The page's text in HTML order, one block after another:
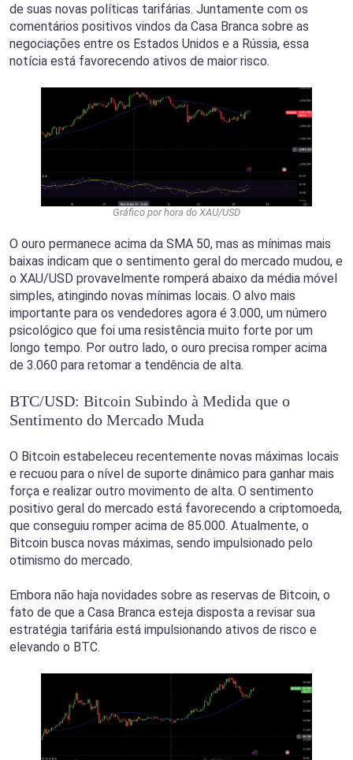
de suas novas políticas tarifárias. Juntamente com os
comentários positivos vindos da Casa Branca sobre as
negociações entre os Estados Unidos e a Rússia, essa
notícia está favorecendo ativos de maior risco.
Gráfico por hora do XAU/USD
O ouro permanece acima da SMA 50, mas as mínimas mais
baixas indicam que o sentimento geral do mercado mudou, e
o XAU/USD provavelmente romperá abaixo da média móvel
simples, atingindo novas mínimas locais. O alvo mais
importante para os vendedores agora é 3.000, um número
psicológico que foi uma resistência muito forte por um
longo tempo. Por outro lado, o ouro precisa romper acima
de 3.060 para retomar a tendência de alta.
BTC/USD: Bitcoin Subindo à Medida que o
Sentimento do Mercado Muda
O Bitcoin estabeleceu recentemente novas máximas locais
e recuou para o nível de suporte dinâmico para ganhar mais
força e realizar outro movimento de alta. O sentimento
positivo geral do mercado está favorecendo a criptomoeda,
que conseguiu romper acima de 85.000. Atualmente, o
Bitcoin busca novas máximas, sendo impulsionado pelo
otimismo do mercado.
Embora não haja novidades sobre as reservas de Bitcoin, o
fato de que a Casa Branca esteja disposta a revisar sua
estratégia tarifária está impulsionando ativos de risco e
elevando o BTC.